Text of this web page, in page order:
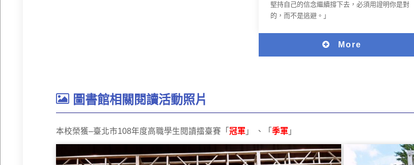
堅持自己的信念繼續撐下去，必須用證明你是對
的，而不是逃避。」
More
圖書館相關閱讀活動照片
本校榮獲–臺北市108年度高職學生閱讀擂臺賽「冠軍 」 、「季軍 」